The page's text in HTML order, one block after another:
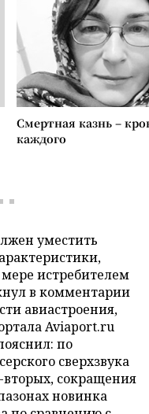
Смертная казнь –
каждого
уместить
истребителем
в комментарии
авиастроения,
Aviaport.ru
по
сверхзвука
сокращения
новинка